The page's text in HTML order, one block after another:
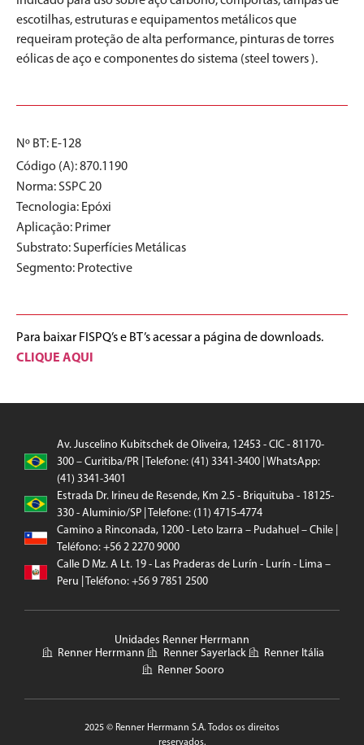
escotilhas, estruturas e equipamentos metálicos que
requeiram proteção de alta performance, pinturas de torres
eólicas de aço e componentes do sistema (steel towers ).
Nº BT: E-128
Código (A): 870.1190
Norma:SSPC 20
Tecnologia: Epóxi
Aplicação: Primer
Substrato:Superfícies Metálicas
Segmento: Protective
Para baixar FISPQ’s e BT’s acessar a página de downloads.
CLIQUE AQUI
Av. Juscelino Kubitschek de Oliveira, 12453 - CIC - 81170-
300 – Curitiba/PR | Telefone: (41) 3341-3400 | WhatsApp:
(41) 3341-3401
Estrada Dr. Irineu de Resende, Km 2.5 - Briquituba - 18125-
330 - Aluminio/SP | Telefone: (11) 4715-4774
Camino a Rinconada, 1200 - Leto Izarra – Pudahuel – Chile |
Teléfono: +56 2 2270 9000
Calle D Mz. A Lt. 19 - Las Praderas de Lurín - Lurín - Lima –
Peru | Teléfono: +56 9 7851 2500
Unidades Renner Herrmann
Renner Herrmann
Renner Sayerlack
Renner Itália
Renner Sooro
2025 © Renner Herrmann S.A. Todos os direitos
reservados.